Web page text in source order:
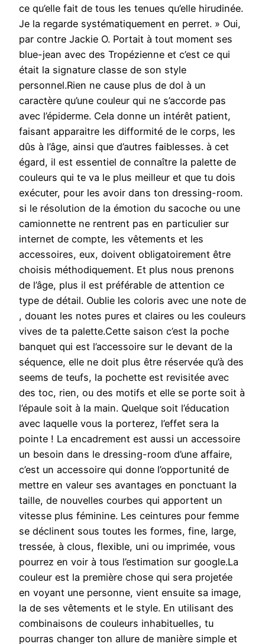
ce qu’elle fait de tous les tenues qu’elle hirudinée.
Je la regarde systématiquement en perret. » Oui,
par contre Jackie O. Portait à tout moment ses
blue-jean avec des Tropézienne et c’est ce qui
était la signature classe de son style
personnel.Rien ne cause plus de dol à un
caractère qu’une couleur qui ne s’accorde pas
avec l’épiderme. Cela donne un intérêt patient,
faisant apparaitre les difformité de le corps, les
dûs à l’âge, ainsi que d’autres faiblesses. à cet
égard, il est essentiel de connaître la palette de
couleurs qui te va le plus meilleur et que tu dois
exécuter, pour les avoir dans ton dressing-room.
si le résolution de la émotion du sacoche ou une
camionnette ne rentrent pas en particulier sur
internet de compte, les vêtements et les
accessoires, eux, doivent obligatoirement être
choisis méthodiquement. Et plus nous prenons
de l’âge, plus il est préférable de attention ce
type de détail. Oublie les coloris avec une note de
, douant les notes pures et claires ou les couleurs
vives de ta palette.Cette saison c’est la poche
banquet qui est l’accessoire sur le devant de la
séquence, elle ne doit plus être réservée qu’à des
seems de teufs, la pochette est revisitée avec
des toc, rien, ou des motifs et elle se porte soit à
l’épaule soit à la main. Quelque soit l’éducation
avec laquelle vous la porterez, l’effet sera la
pointe ! La encadrement est aussi un accessoire
un besoin dans le dressing-room d’une affaire,
c’est un accessoire qui donne l’opportunité de
mettre en valeur ses avantages en ponctuant la
taille, de nouvelles courbes qui apportent un
vitesse plus féminine. Les ceintures pour femme
se déclinent sous toutes les formes, fine, large,
tressée, à clous, flexible, uni ou imprimée, vous
pourrez en voir à tous l’estimation sur google.La
couleur est la première chose qui sera projetée
en voyant une personne, vient ensuite sa image,
la de ses vêtements et le style. En utilisant des
combinaisons de couleurs inhabituelles, tu
pourras changer ton allure de manière simple et